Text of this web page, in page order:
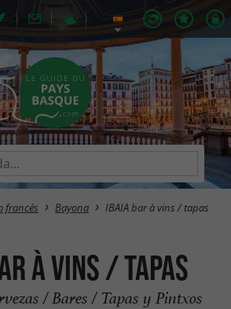
francés Bayona IBAIA bar à vins / tapas
à vins / tapas
/ Bares / Tapas y Pintxos